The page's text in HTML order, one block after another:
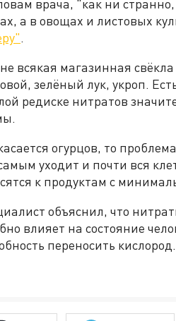
врача, "как ни
а в овощах и листовых
.
всякая магазинная
зелёный лук, укроп.
редиске нитратов
огурцов, то
уходит и почти вся
к продуктам с
объяснил, что
влияет на состояние
переносить кислород.